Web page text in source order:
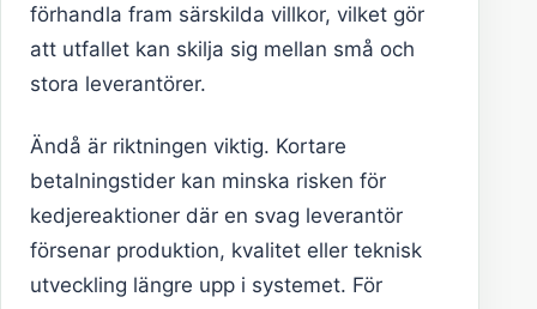
förhandla fram särskilda villkor, vilket gör
att utfallet kan skilja sig mellan små och
stora leverantörer.
Ändå är riktningen viktig. Kortare
betalningstider kan minska risken för
kedjereaktioner där en svag leverantör
försenar produktion, kvalitet eller teknisk
utveckling längre upp i systemet. För